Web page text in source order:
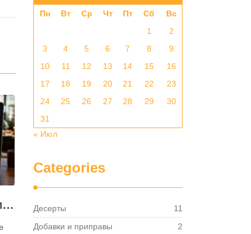
Как посмотреть историю активности приложения для ресторана и зачем это нужно бизнесу
Пн Вт Ср Чт Пт Сб
Вс
1
2
3
4 5 6 7 8
9
10
11 12 13 14 15
16
17
18 19 20 21 22
23
24
25 26 27 28 29
30
31
« Июл
Categories
Десерты
11
Добавки и приправы
2